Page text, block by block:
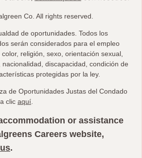
Co. All rights reserved.
de oportunidades. Todos los
serán considerados para el empleo
religión, sexo, orientación sexual,
discapacidad, condición de
protegidas por la ley.
de Oportunidades Justas del Condado
clic aquípara ver la Ordenanza de
.
or assistance
Careers website,
.